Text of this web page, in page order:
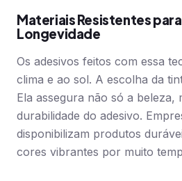
Materiais Resistentes
Longevidade
Os adesivos feitos com essa
clima e ao sol. A escolha da
Ela assegura não só a beleza,
durabilidade do adesivo.
disponibilizam produtos
cores vibrantes por muito